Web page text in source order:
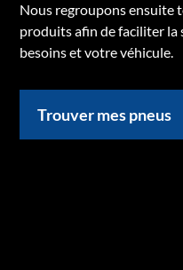
Nous regroupons ensuite
produits afin de faciliter la
besoins et votre véhicule.
Trouver mes pneus